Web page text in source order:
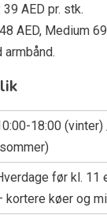
39 AED pr. stk.
AED, Medium
armbånd.
18:00
før kl. 11
kortere køer og